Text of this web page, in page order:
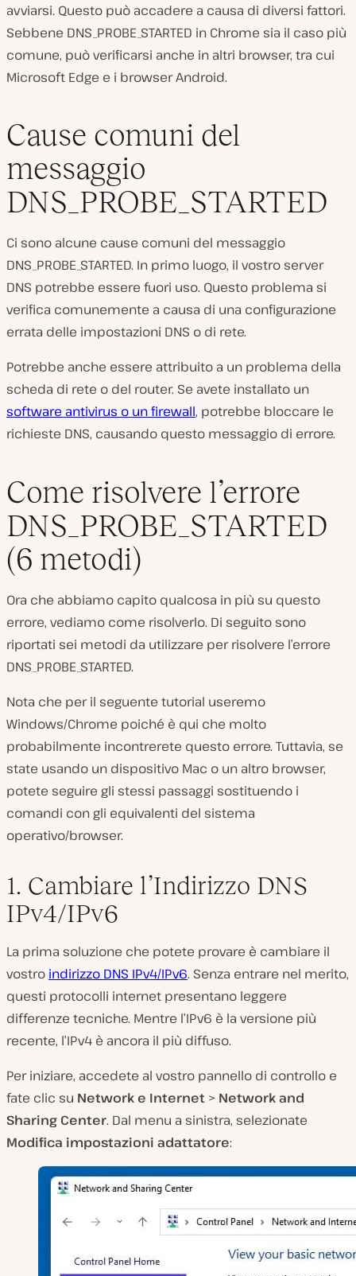
avviarsi. Questo può accadere a causa di diversi fattori.
Sebbene DNS_PROBE_STARTED in Chrome sia il caso più
comune, può verificarsi anche in altri browser, tra cui
Microsoft Edge e i browser Android.
Cause comuni del
messaggio
DNS_PROBE_STARTED
Ci sono alcune cause comuni del messaggio
DNS_PROBE_STARTED. In primo luogo, il vostro server
DNS potrebbe essere fuori uso. Questo problema si
verifica comunemente a causa di una configurazione
errata delle impostazioni DNS o di rete.
Potrebbe anche essere attribuito a un problema della
scheda di rete o del router. Se avete installato un
software antivirus o un firewall, potrebbe bloccare le
richieste DNS, causando questo messaggio di errore.
Come risolvere l’errore
DNS_PROBE_STARTED
(6 metodi)
Ora che abbiamo capito qualcosa in più su questo
errore, vediamo come risolverlo. Di seguito sono
riportati sei metodi da utilizzare per risolvere l’errore
DNS_PROBE_STARTED.
Nota che per il seguente tutorial useremo
Windows/Chrome poiché è qui che molto
probabilmente incontrerete questo errore. Tuttavia, se
state usando un dispositivo Mac o un altro browser,
potete seguire gli stessi passaggi sostituendo i
comandi con gli equivalenti del sistema
operativo/browser.
1. Cambiare l’Indirizzo DNS
IPv4/IPv6
La prima soluzione che potete provare è cambiare il
vostro indirizzo DNS IPv4/IPv6. Senza entrare nel merito,
questi protocolli internet presentano leggere
differenze tecniche. Mentre l’IPv6 è la versione più
recente, l’IPv4 è ancora il più diffuso.
Per iniziare, accedete al vostro pannello di controllo e
fate clic su Network e Internet > Network and
Sharing Center. Dal menu a sinistra, selezionate
Modifica impostazioni adattatore: